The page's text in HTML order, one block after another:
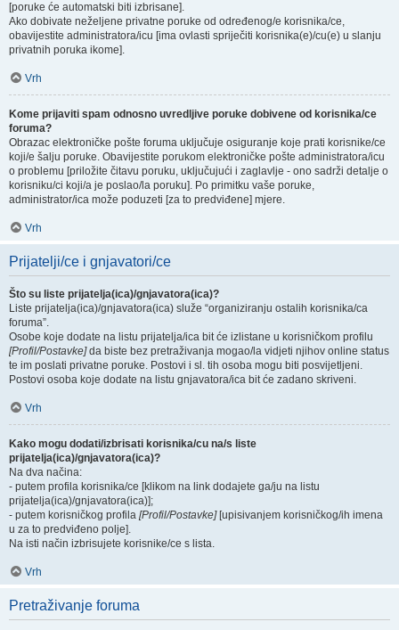
[poruke će automatski biti izbrisane].
Ako dobivate neželjene privatne poruke od određenog/e korisnika/ce,
obavijestite administratora/icu [ima ovlasti spriječiti korisnika(e)/cu(e) u slanju
privatnih poruka ikome].
Vrh
Kome prijaviti spam odnosno uvredljive poruke dobivene od korisnika/ce
foruma?
Obrazac elektroničke pošte foruma uključuje osiguranje koje prati korisnike/ce
koji/e šalju poruke. Obavijestite porukom elektroničke pošte administratora/icu
o problemu [priložite čitavu poruku, uključujući i zaglavlje - ono sadrži detalje o
korisniku/ci koji/a je poslao/la poruku]. Po primitku vaše poruke,
administrator/ica može poduzeti [za to predviđene] mjere.
Vrh
Prijatelji/ce i gnjavatori/ce
Što su liste prijatelja(ica)/gnjavatora(ica)?
Liste prijatelja(ica)/gnjavatora(ica) služe “organiziranju ostalih korisnika/ca
foruma”.
Osobe koje dodate na listu prijatelja/ica bit će izlistane u korisničkom profilu
[Profil/Postavke]da biste bez pretraživanja mogao/la vidjeti njihov online status
te im poslati privatne poruke. Postovi i sl. tih osoba mogu biti posvijetljeni.
Postovi osoba koje dodate na listu gnjavatora/ica bit će zadano skriveni.
Vrh
Kako mogu dodati/izbrisati korisnika/cu na/s liste
prijatelja(ica)/gnjavatora(ica)?
Na dva načina:
- putem profila korisnika/ce [klikom na link dodajete ga/ju na listu
prijatelja(ica)/gnjavatora(ica)];
- putem korisničkog profila [Profil/Postavke][upisivanjem korisničkog/ih imena
u za to predviđeno polje].
Na isti način izbrisujete korisnike/ce s lista.
Vrh
Pretraživanje foruma